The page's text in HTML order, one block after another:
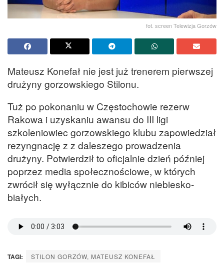
fot. screen Telewizja Gorzów
Mateusz Konefał nie jest już trenerem pierwszej
drużyny gorzowskiego Stilonu.
Tuż po pokonaniu w Częstochowie rezerw
Rakowa i uzyskaniu awansu do III ligi
szkoleniowiec gorzowskiego klubu zapowiedział
rezyngnację z z daleszego prowadzenia
drużyny. Potwierdził to oficjalnie dzień później
poprzez media społecznościowe, w których
zwrócił się wyłącznie do kibiców niebiesko-
białych.
TAGI: STILON GORZÓW, MATEUSZ KONEFAŁ